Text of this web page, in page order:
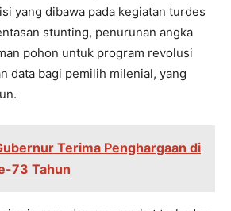
yang dibawa pada kegiatan turdes
stunting, penurunan angka
pohon untuk program revolusi
data bagi pemilih milenial, yang
Terima Penghargaan di
73 Tahun